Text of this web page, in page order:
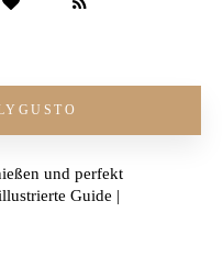
und perfekt
Guide |